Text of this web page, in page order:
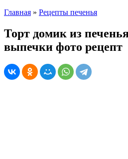
Главная » Рецепты печенья
Торт домик из
выпечки фото рецепт